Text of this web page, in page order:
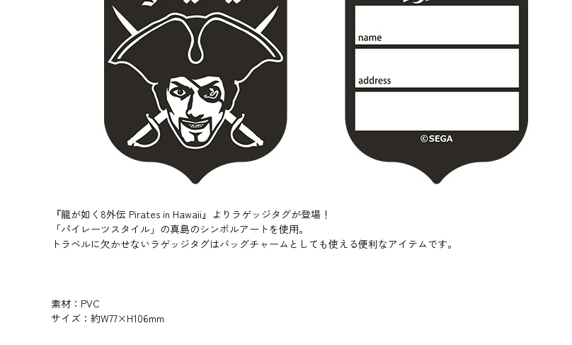
『龍が如く8外伝 Pirates in Hawaii』よりラゲッジタグが登場！
「パイレーツスタイル」の真島のシンボルアートを使用。
トラベルに欠かせないラゲッジタグはバッグチャームとしても使える便利なアイテムです。
素材：PVC
サイズ：約W77×H106mm